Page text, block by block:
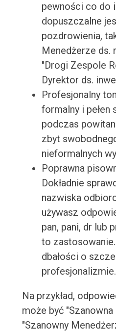
pewności co do
dopuszczalne
pozdrowienia,
Menedżerze ds.
"Drogi Zespole
Dyrektor ds.
Profesjonalny
formalny i pełen
podczas
zbyt
nieformalnych
Poprawna
Dokładnie
nazwiska
używasz
pan, pani, dr lub
to
dbałości o
profesjonalizmie.
Na przykład,
może być
"Szanowny